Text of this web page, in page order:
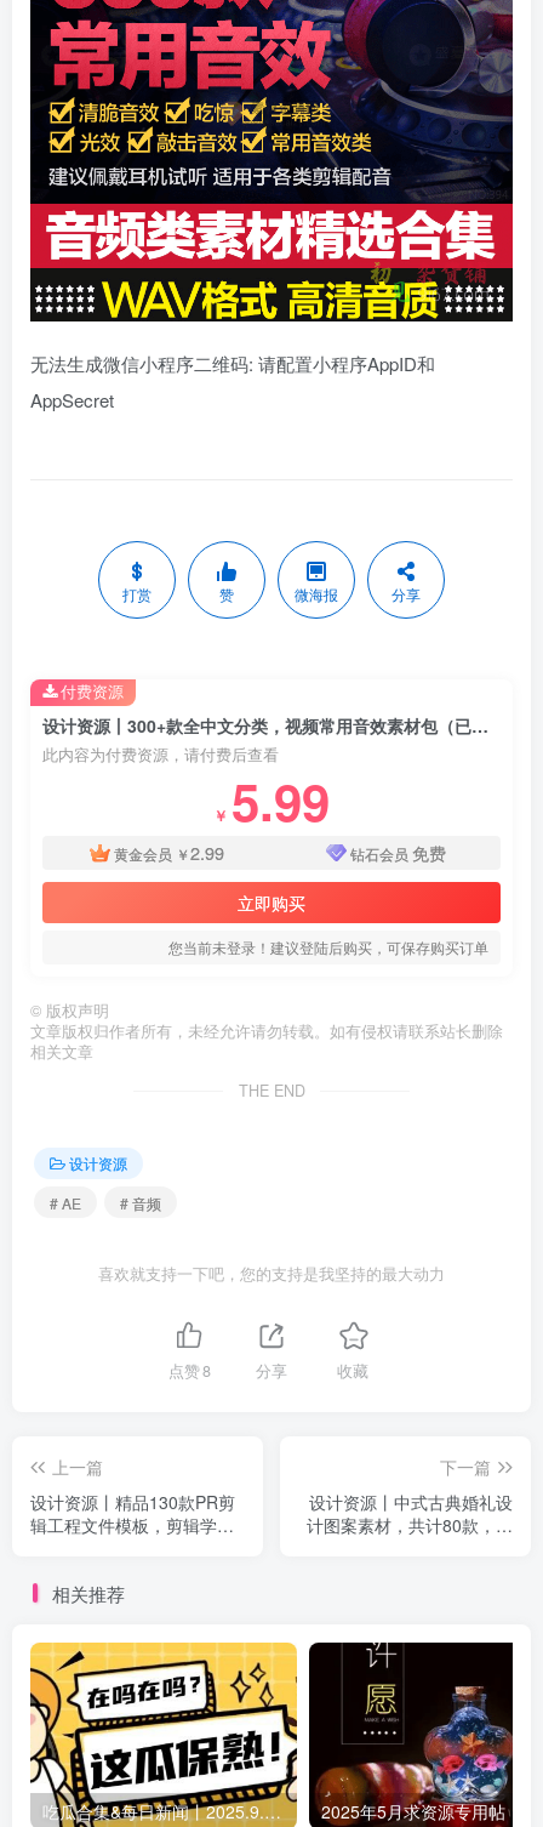
无法生成微信小程序二维码: 请配置小程序AppID和
AppSecret
打赏 赞 微海报 分享
设计资源丨300+款全中文分类，视频常用音效素材包（已分类整理）
此内容为付费资源，请付费后查看
￥ 5.99
黄金会员 ￥2.99 钻石会员 免费
立即购买
您当前未登录！建议登陆后购买，可保存购买订单
付费资源
© 版权声明
文章版权归作者所有，未经允许请勿转载。如有侵权请联系站长删除
相关文章
THE END
设计资源
# AE
# 音频
喜欢就支持一下吧，您的支持是我坚持的最大动力
点赞8 分享 收藏
上一篇
设计资源丨精品130款PR剪
辑工程文件模板，剪辑学习
下一篇
设计资源丨中式古典婚礼设
计图案素材，共计80款，含
相关推荐
吃瓜合集&每日新闻丨2025.9.5 日更新（作者失业期间随缘更新） 2025年5月求资源专用帖